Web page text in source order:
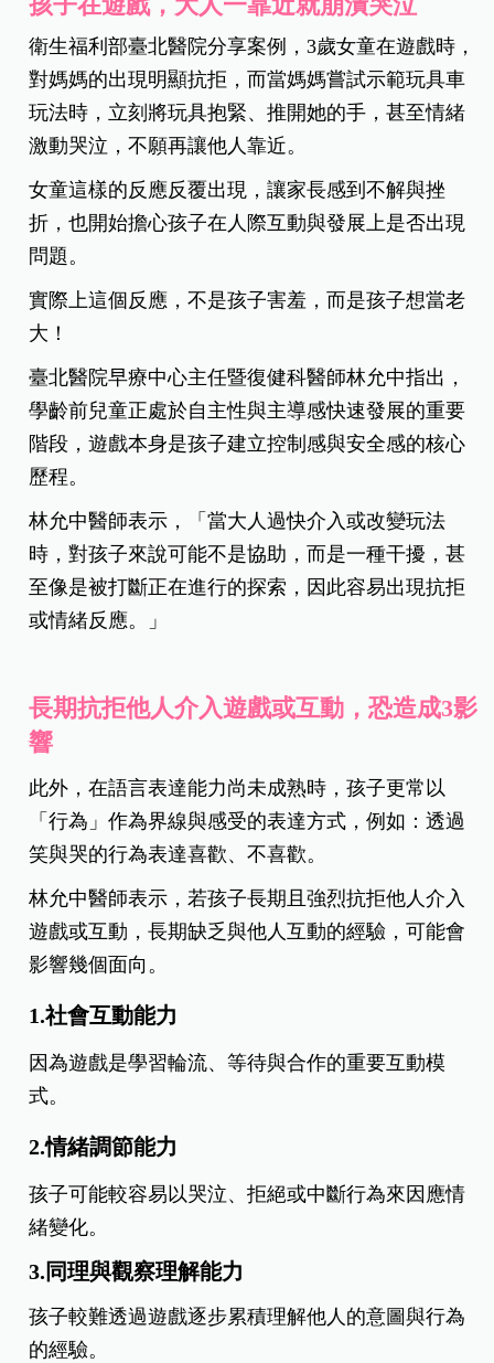
衛生福利部臺北醫院分享案例，3歲女童在遊戲時，
對媽媽的出現明顯抗拒，而當媽媽嘗試示範玩具車
玩法時，立刻將玩具抱緊、推開她的手，甚至情緒
激動哭泣，不願再讓他人靠近。
女童這樣的反應反覆出現，讓家長感到不解與挫
折，也開始擔心孩子在人際互動與發展上是否出現
問題。
實際上這個反應，不是孩子害羞，而是孩子想當老
大！
臺北醫院早療中心主任暨復健科醫師林允中指出，
學齡前兒童正處於自主性與主導感快速發展的重要
階段，遊戲本身是孩子建立控制感與安全感的核心
歷程。
林允中醫師表示，「當大人過快介入或改變玩法
時，對孩子來說可能不是協助，而是一種干擾，甚
至像是被打斷正在進行的探索，因此容易出現抗拒
或情緒反應。」
長期抗拒他人介入遊戲或互動，恐造成3影
響
此外，在語言表達能力尚未成熟時，孩子更常以
「行為」作為界線與感受的表達方式，例如：透過
笑與哭的行為表達喜歡、不喜歡。
林允中醫師表示，若孩子長期且強烈抗拒他人介入
遊戲或互動，長期缺乏與他人互動的經驗，可能會
影響幾個面向。
1.社會互動能力
因為遊戲是學習輪流、等待與合作的重要互動模
式。
2.情緒調節能力
孩子可能較容易以哭泣、拒絕或中斷行為來因應情
緒變化。
3.同理與觀察理解能力
孩子較難透過遊戲逐步累積理解他人的意圖與行為
的經驗。